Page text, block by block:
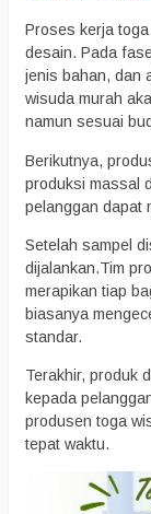
Proses kerja
desain. Pada
jenis bahan, dan
wisuda murah
namun sesuai
Berikutnya,
produksi massal
pelanggan dapat
Setelah sampel
dijalankan.Tim
merapikan tiap
biasanya
standar.
Terakhir, produk
kepada
produsen toga
tepat waktu.